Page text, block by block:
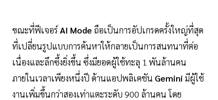
ขณะที่ฟีเจอร์ AI Mode ถือเป็นการอัปเกรดครั้งใหญ่ที่สุด
ที่เปลี่ยนรูปแบบการค้นหาให้กลายเป็นการสนทนาที่ต่อ
เนื่องและลึกซึ้งยิ่งขึ้น ซึ่งมียอดผู้ใช้ทะลุ 1 พันล้านคน
ภายในเวลาเพียงหนึ่งปี ด้านแอปพลิเคชัน Gemini มีผู้ใช้
งานเพิ่มขึ้นกว่าสองเท่าแตะระดับ 900 ล้านคน โดย